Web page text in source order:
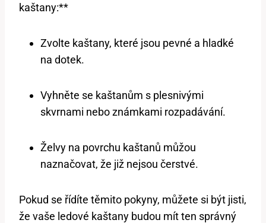
kaštany:**
Zvolte kaštany,‌ které jsou pevné a hladké
na dotek.
Vyhněte se kaštanům ​s plesnivými
skvrnami nebo známkami rozpadávání.
Želvy na povrchu ‌kaštanů můžou
naznačovat, že již nejsou​ čerstvé.
Pokud⁤ se řídíte ⁢těmito pokyny, můžete si být jisti,
že vaše ledové kaštany‍ budou mít ten správný